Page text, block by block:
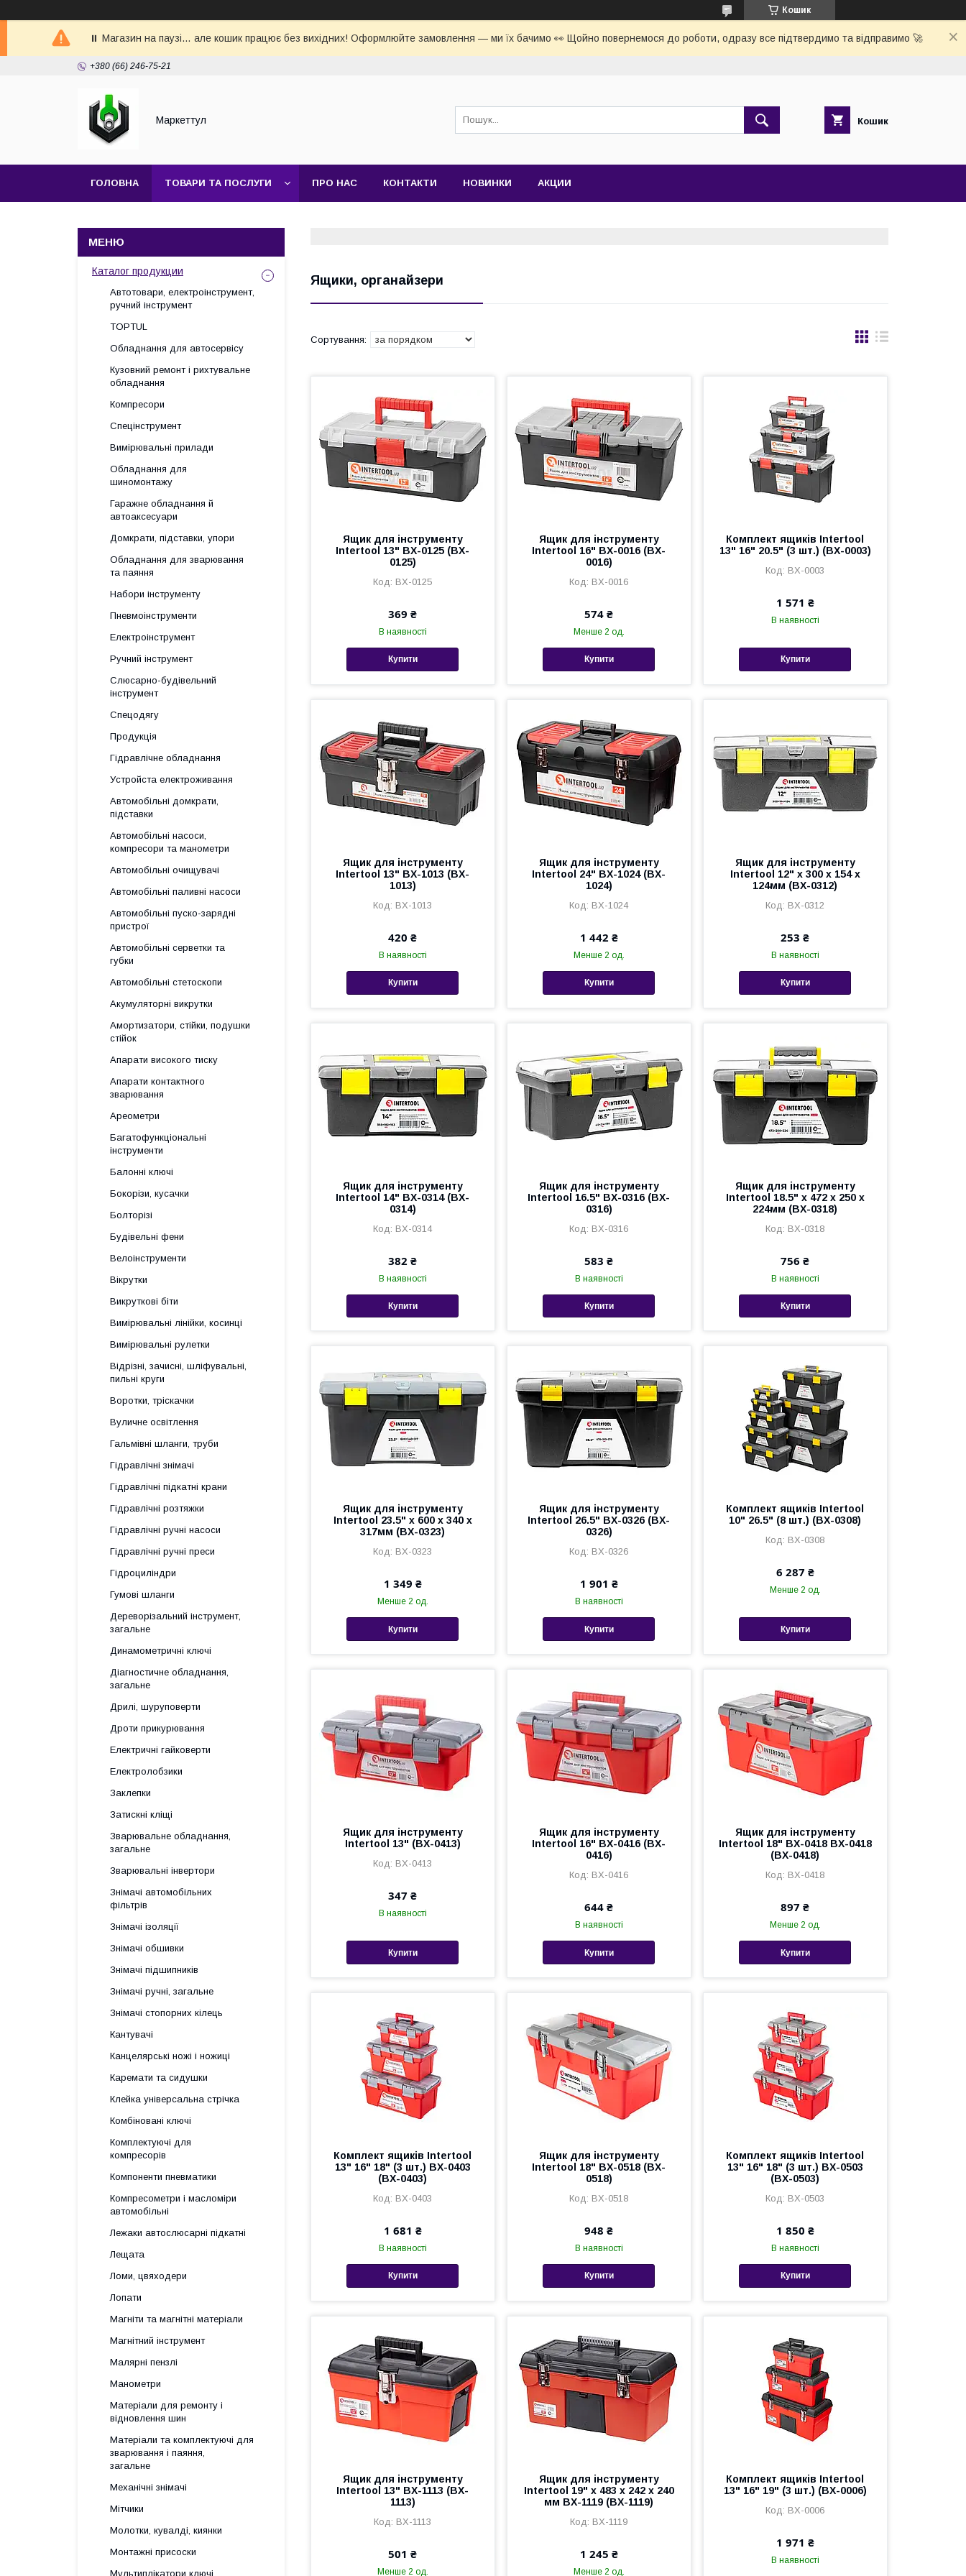
Кошик
⏸ Магазин на паузі… але кошик працює без вихідних! Оформлюйте замовлення — ми їх бачимо 👀 Щойно повернемося до роботи, одразу все підтвердимо та відправимо 🚀
+380 (66) 246-75-21
Маркеттул Кошик
ГОЛОВНА ТОВАРИ ТА ПОСЛУГИ ПРО НАС КОНТАКТИ НОВИНКИ АКЦИИ
Ящики, органайзери
Ящик для інструменту
Intertool 13" BX-0125 (BX-
0125)
BX-0125
369 ₴
В наявності
Купити
Ящик для інструменту
Intertool 16" BX-0016 (BX-
0016)
BX-0016
574 ₴
Менше 2 од.
Купити
Комплект ящиків Intertool
13" 16" 20.5" (3 шт.) (BX-0003)
BX-0003
1 571 ₴
В наявності
Купити
Ящик для інструменту
Intertool 13" BX-1013 (BX-
1013)
BX-1013
420 ₴
В наявності
Купити
Ящик для інструменту
Intertool 24" BX-1024 (BX-
1024)
BX-1024
1 442 ₴
Менше 2 од.
Купити
Ящик для інструменту
Intertool 12" x 300 x 154 x
124мм (BX-0312)
BX-0312
253 ₴
В наявності
Купити
Ящик для інструменту
Intertool 14" BX-0314 (BX-
0314)
BX-0314
382 ₴
В наявності
Купити
Ящик для інструменту
Intertool 16.5" BX-0316 (BX-
0316)
BX-0316
583 ₴
В наявності
Купити
Ящик для інструменту
Intertool 18.5" x 472 x 250 x
224мм (BX-0318)
BX-0318
756 ₴
В наявності
Купити
Ящик для інструменту
Intertool 23.5" x 600 x 340 x
317мм (BX-0323)
BX-0323
1 349 ₴
Менше 2 од.
Купити
Ящик для інструменту
Intertool 26.5" BX-0326 (BX-
0326)
BX-0326
1 901 ₴
В наявності
Купити
Комплект ящиків Intertool
10" 26.5" (8 шт.) (BX-0308)
BX-0308
6 287 ₴
Менше 2 од.
Купити
Ящик для інструменту
Intertool 13" (BX-0413)
BX-0413
347 ₴
В наявності
Купити
Ящик для інструменту
Intertool 16" BX-0416 (BX-
0416)
BX-0416
644 ₴
В наявності
Купити
Ящик для інструменту
Intertool 18" BX-0418 BX-0418
(BX-0418)
BX-0418
897 ₴
Менше 2 од.
Купити
Комплект ящиків Intertool
13" 16" 18" (3 шт.) BX-0403
(BX-0403)
BX-0403
1 681 ₴
В наявності
Купити
Ящик для інструменту
Intertool 18" BX-0518 (BX-
0518)
BX-0518
948 ₴
В наявності
Купити
Комплект ящиків Intertool
13" 16" 18" (3 шт.) BX-0503
(BX-0503)
BX-0503
1 850 ₴
В наявності
Купити
Ящик для інструменту
Intertool 13" BX-1113 (BX-
1113)
BX-1113
501 ₴
Менше 2 од.
Ящик для інструменту
Intertool 19" x 483 x 242 x 240
мм BX-1119 (BX-1119)
BX-1119
1 245 ₴
Менше 2 од.
Комплект ящиків Intertool
13" 16" 19" (3 шт.) (BX-0006)
BX-0006
1 971 ₴
В наявності
Каталог продукции
Автотовари, електроінструмент,
ручний інструмент
TOPTUL
Обладнання для автосервісу
Кузовний ремонт і рихтувальне
обладнання
Компресори
Спецінструмент
Вимірювальні прилади
Обладнання для
шиномонтажу
Гаражне обладнання й
автоаксесуари
Домкрати, підставки, упори
Обладнання для зварювання
та паяння
Набори інструменту
Пневмоінструменти
Електроінструмент
Ручний інструмент
Слюсарно-будівельний
інструмент
Спецодягу
Продукція
Гідравлічне обладнання
Уcтpoйстa елeктpoживання
Автомобільні домкрати,
підставки
Автомобільні насоси,
компресори та манометри
Автомобільні очищувачі
Автомобільні паливні насоси
Автомобільні пуско-зарядні
пристрої
Автомобільні серветки та
губки
Автомобільні стетоскопи
Акумуляторні викрутки
Амортизатори, стійки, подушки
стійок
Апарати високого тиску
Апарати контактного
зварювання
Ареометри
Багатофункціональні
інструменти
Балонні ключі
Бокорізи, кусачки
Болторізі
Будівельні фени
Велоінструменти
Вікрутки
Викруткові біти
Вимірювальні лінійки, косинці
Вимірювальні рулетки
Відрізні, зачисні, шліфувальні,
пильні круги
Воротки, тріскачки
Вуличне освітлення
Гальмівні шланги, труби
Гідравлічні знімачі
Гідравлічні підкатні крани
Гідравлічні розтяжки
Гідравлічні ручні насоси
Гідравлічні ручні преси
Гідроциліндри
Гумові шланги
Дереворізальний інструмент,
загальне
Динамометричні ключі
Діагностичне обладнання,
загальне
Дрилі, шуруповерти
Дроти прикурювання
Електричні гайковерти
Електролобзики
Заклепки
Затискні кліщі
Зварювальне обладнання,
загальне
Зварювальні інвертори
Знімачі автомобільних
фільтрів
Знімачі ізоляції
Знімачі обшивки
Знімачі підшипників
Знімачі ручні, загальне
Знімачі стопорних кілець
Кантувачі
Канцелярські ножі і ножиці
Каремати та сидушки
Клейка універсальна стрічка
Комбіновані ключі
Комплектуючі для
компресорів
Компоненти пневматики
Компресометри і масломіри
автомобільні
Лежаки автослюсарні підкатні
Лещата
Ломи, цвяходери
Лопати
Магніти та магнітні матеріали
Магнітний інструмент
Малярні пензлі
Манометри
Матеріали для ремонту і
відновлення шин
Матеріали та комплектуючі для
зварювання і паяння,
загальне
Механічні знімачі
Мітчики
Молотки, кувалді, киянки
Монтажні присоски
Мультиплікатори ключі